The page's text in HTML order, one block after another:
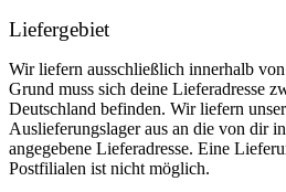
Liefergebiet
Wir liefern ausschließlich innerhalb
Grund muss sich deine Lieferadresse
Deutschland befinden. Wir liefern
Auslieferungslager aus an die von dir
angegebene Lieferadresse. Eine
Postfilialen ist nicht möglich.